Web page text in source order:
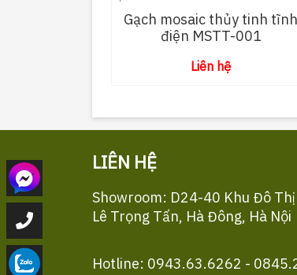
Gạch mosaic thủy tinh tĩnh
điện MSTT-001
Liên hệ
LIÊN HỆ
Showroom: D24-40 Khu Đô
Lê Trọng Tấn, Hà Đông, Hà Nội
Hotline: 0943.63.6262 -